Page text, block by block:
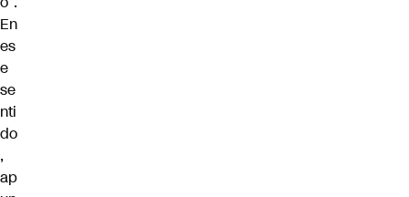
En
es
e
se
nti
do
,
ap